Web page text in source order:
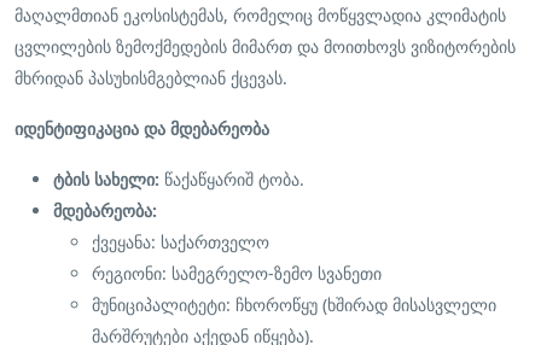
მაღალმთიან ეკოსისტემას, რომელიც მოწყვლადია კლიმატის
ცვლილების ზემოქმედების მიმართ და მოითხოვს ვიზიტორების
მხრიდან პასუხისმგებლიან ქცევას.
იდენტიფიკაცია და მდებარეობა
ტბის სახელი: წაქაწყარიშ ტობა.
მდებარეობა:
ქვეყანა: საქართველო
რეგიონი: სამეგრელო-ზემო სვანეთი
მუნიციპალიტეტი: ჩხოროწყუ (ხშირად მისასვლელი
მარშრუტები აქედან იწყება).